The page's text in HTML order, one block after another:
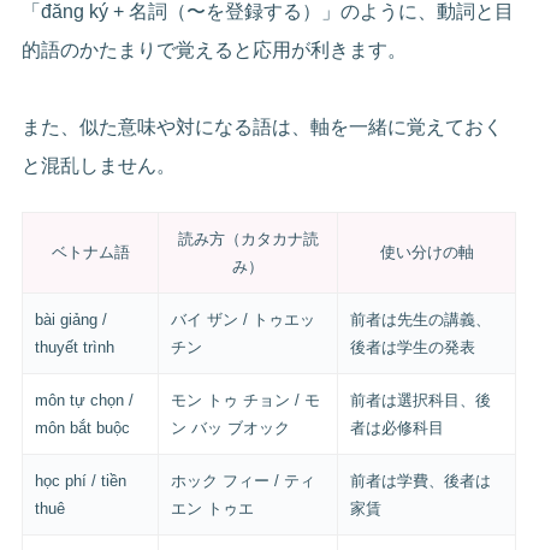
「đăng ký + 名詞（〜を登録する）」のように、動詞と目
的語のかたまりで覚えると応用が利きます。
また、似た意味や対になる語は、軸を一緒に覚えておく
と混乱しません。
ベトナム語
読み方（カタカナ読
み）
使い分けの軸
bài giảng /
thuyết trình
バイ ザン / トゥエッ
チン
前者は先生の講義、
後者は学生の発表
môn tự chọn /
môn bắt buộc
モン トゥ チョン / モ
ン バッ ブオック
前者は選択科目、後
者は必修科目
học phí / tiền
thuê
ホック フィー / ティ
エン トゥエ
前者は学費、後者は
家賃